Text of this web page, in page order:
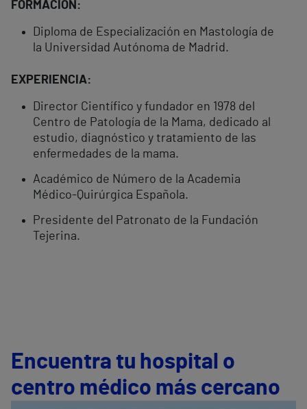
FORMACIÓN:
Diploma de Especialización en Mastología de
la Universidad Autónoma de Madrid.
EXPERIENCIA:
Director Científico y fundador en 1978 del
Centro de Patología de la Mama, dedicado al
estudio, diagnóstico y tratamiento de las
enfermedades de la mama.
Académico de Número de la Academia
Médico-Quirúrgica Española.
Presidente del Patronato de la Fundación
Tejerina.
Encuentra tu hospital o
centro médico más cercano